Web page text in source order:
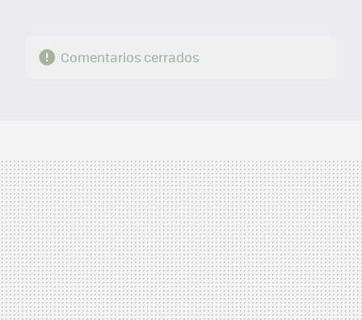
Comentarios cerrados